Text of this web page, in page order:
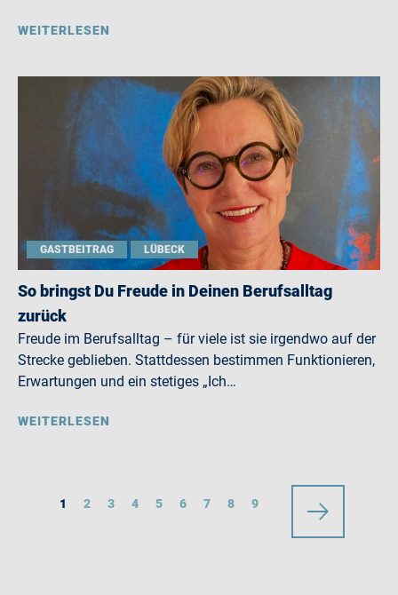
WEITERLESEN
GASTBEITRAG LÜBECK
So bringst Du Freude in Deinen Berufsalltag
zurück
Freude im Berufsalltag – für viele ist sie irgendwo auf der
Strecke geblieben. Stattdessen bestimmen Funktionieren,
Erwartungen und ein stetiges „Ich…
WEITERLESEN
1 2 3 4 5 6 7 8 9